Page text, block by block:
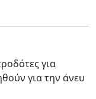
για
για την άνευ